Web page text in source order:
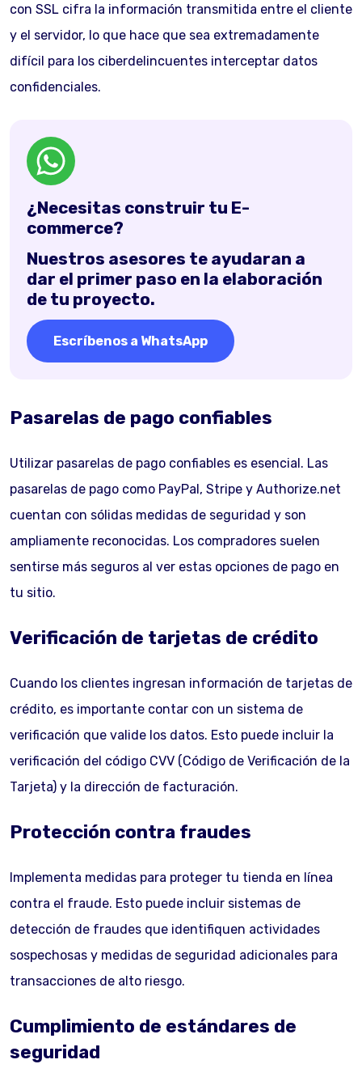
con SSL cifra la información transmitida entre el cliente
y el servidor, lo que hace que sea extremadamente
difícil para los ciberdelincuentes interceptar datos
confidenciales.
¿Necesitas construir tu E-
commerce?
Nuestros asesores te ayudaran a
dar el primer paso en la elaboración
de tu proyecto.
Escríbenos a WhatsApp
Pasarelas de pago confiables
Utilizar pasarelas de pago confiables es esencial. Las
pasarelas de pago como PayPal, Stripe y Authorize.net
cuentan con sólidas medidas de seguridad y son
ampliamente reconocidas. Los compradores suelen
sentirse más seguros al ver estas opciones de pago en
tu sitio.
Verificación de tarjetas de crédito
Cuando los clientes ingresan información de tarjetas de
crédito, es importante contar con un sistema de
verificación que valide los datos. Esto puede incluir la
verificación del código CVV (Código de Verificación de la
Tarjeta) y la dirección de facturación.
Protección contra fraudes
Implementa medidas para proteger tu tienda en línea
contra el fraude. Esto puede incluir sistemas de
detección de fraudes que identifiquen actividades
sospechosas y medidas de seguridad adicionales para
transacciones de alto riesgo.
Cumplimiento de estándares de
seguridad